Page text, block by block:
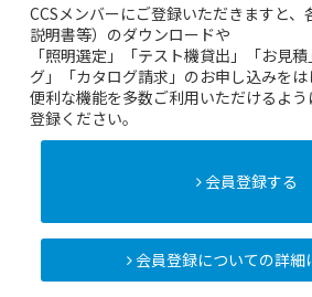
CCSメンバーにご登録いただきますと
説明書等）のダウンロードや
「照明選定」「テスト機貸出」「お見
グ」「カタログ請求」のお申し込みをは
便利な機能を多数ご利用いただけるよ
登録ください。
会員登録する
会員登録についての詳細